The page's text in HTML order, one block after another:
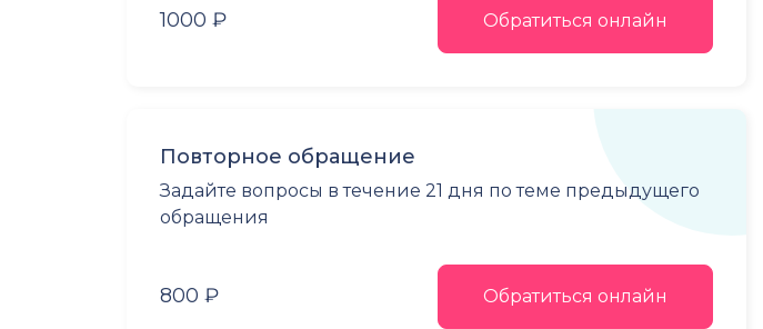
1000 ₽ Обратиться онлайн
Повторное обращение
Задайте вопросы в течение 21 дня по теме предыдущего
обращения
800 ₽ Обратиться онлайн